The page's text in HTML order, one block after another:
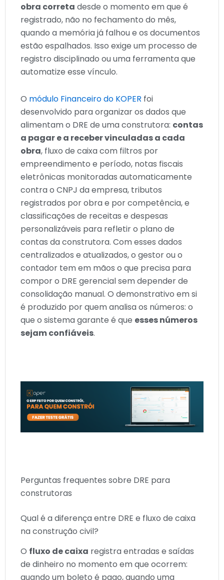
obra correta desde o momento em que é
registrado, não no fechamento do mês,
quando a memória já falhou e os documentos
estão espalhados. Isso exige um processo de
registro disciplinado ou uma ferramenta que
automatize esse vínculo.
O módulo Financeiro do KOPER foi
desenvolvido para organizar os dados que
alimentam o DRE de uma construtora: contas
a pagar e a receber vinculadas a cada
obra, fluxo de caixa com filtros por
empreendimento e período, notas fiscais
eletrônicas monitoradas automaticamente
contra o CNPJ da empresa, tributos
registrados por obra e por competência, e
classificações de receitas e despesas
personalizáveis para refletir o plano de
contas da construtora. Com esses dados
centralizados e atualizados, o gestor ou o
contador tem em mãos o que precisa para
compor o DRE gerencial sem depender de
consolidação manual. O demonstrativo em si
é produzido por quem analisa os números: o
que o sistema garante é que esses números
sejam confiáveis.
Perguntas frequentes sobre DRE para
construtoras
Qual é a diferença entre DRE e fluxo de caixa
na construção civil?
O fluxo de caixa registra entradas e saídas
de dinheiro no momento em que ocorrem:
quando um boleto é pago, quando uma